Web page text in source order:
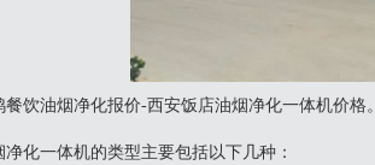
餐饮油烟净化报价-西安饭店油烟净化一体机价格。
净化一体机的类型主要包括以下几种：